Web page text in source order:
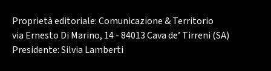
Proprietà editoriale: Comunicazione & Territorio
via Ernesto Di Marino, 14 - 84013 Cava de’ Tirreni (SA)
Presidente: Silvia Lamberti